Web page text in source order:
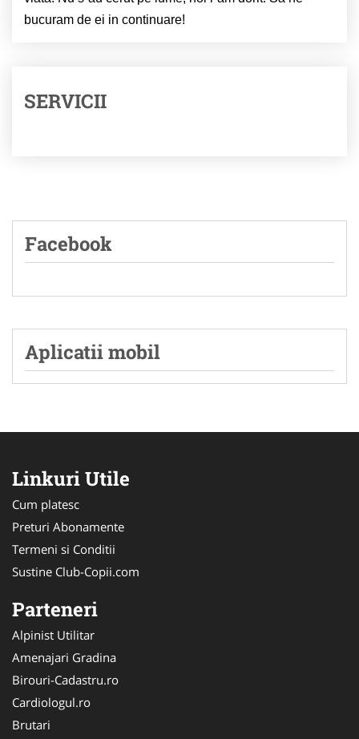
bucuram de ei in continuare!
SERVICII
Facebook
Aplicatii mobil
Linkuri Utile
Cum platesc
Preturi Abonamente
Termeni si Conditii
Sustine Club-Copii.com
Parteneri
Alpinist Utilitar
Amenajari Gradina
Birouri-Cadastru.ro
Cardiologul.ro
Brutari